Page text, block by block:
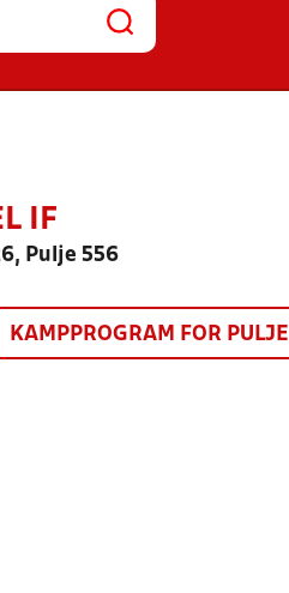
IF
Pulje 556
KAMPPROGRAM FOR PULJE